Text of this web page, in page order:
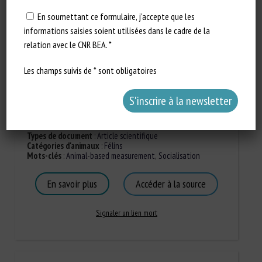
social function of domestic cat facial
signals
George Martvel, Lauren Scott, Brittany Florkiewicz,
Anna Zamansky, Ilan Shimshoni & Teddy Lazebnik
Types de document :Article scientifique
Catégories d'animaux : Félins
Mots-clés:Animal-based measurement, Socialisation
En savoir plus Accéder à la source
Signaler un lien mort
En soumettant ce formulaire, j'accepte que les
informations saisies soient utilisées dans le cadre de la
relation avec le CNR BEA. *
Les champs suivis de * sont obligatoires